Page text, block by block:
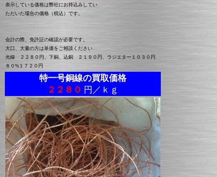
表示している価格は弊社にお持込みしてい
ただいた場合の価格（税込）です。
会計の際、免許証の確認が必要です。
大口、大量の方は単価をご相談ください
光線 ２２８０円、下銅、込銅 ２１９０円、ラジエター１０３０円
８０%１７２０円
特一号銅線の買取価格
２２８０ 円／ｋｇ